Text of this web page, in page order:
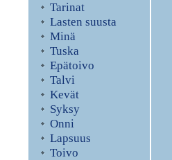
Tarinat
Lasten suusta
Minä
Tuska
Epätoivo
Talvi
Kevät
Syksy
Onni
Lapsuus
Toivo